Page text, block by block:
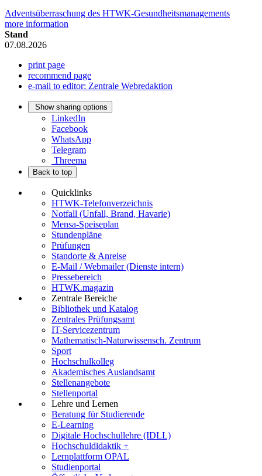
Adventsüberraschung des HTWK-Gesundheitsmanagements
more information
Stand
07.08.2026
print page
recommend page
e-mail to editor: Zentrale Webredaktion
Show sharing options
LinkedIn
Facebook
WhatsApp
Telegram
Threema
Back to top
Quicklinks
HTWK-Telefonverzeichnis
Notfall (Unfall, Brand, Havarie)
Mensa-Speiseplan
Stundenpläne
Prüfungen
Standorte & Anreise
E-Mail / Webmailer (Dienste intern)
Pressebereich
HTWK.magazin
Zentrale Bereiche
Bibliothek und Katalog
Zentrales Prüfungsamt
IT-Servicezentrum
Mathematisch-Naturwissensch. Zentrum
Sport
Hochschulkolleg
Akademisches Auslandsamt
Stellenangebote
Stellenportal
Lehre und Lernen
Beratung für Studierende
E-Learning
Digitale Hochschullehre (IDLL)
Hochschuldidaktik +
Lernplattform OPAL
Studienportal